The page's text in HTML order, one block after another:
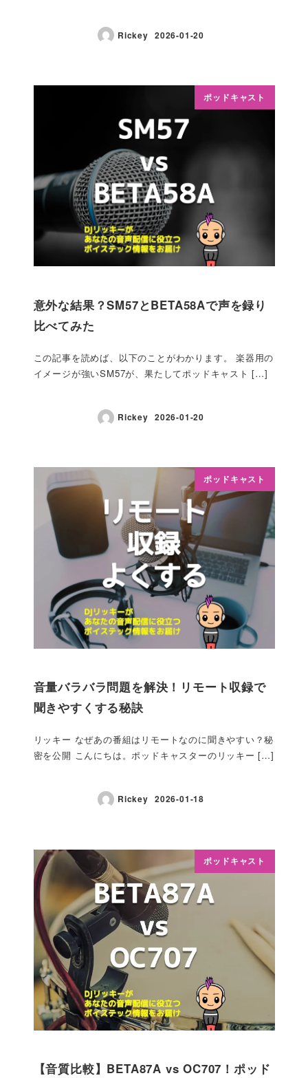
Rickey 2026-01-20
ポッドキャスト
意外な結果？SM57とBETA58Aで声を録り
比べてみた
この記事を読めば、以下のことがわかります。 楽器用の
イメージが強いSM57が、果たしてポッドキャスト […]
Rickey 2026-01-20
ポッドキャスト
音量バラバラ問題を解決！リモート収録で
聞きやすくする秘訣
リッキー なぜあの番組はリモートなのに聞きやすい？秘
密を公開 こんにちは。ポッドキャスターのリッキー […]
Rickey 2026-01-18
ポッドキャスト
【音質比較】BETA87A vs OC707！ポッド